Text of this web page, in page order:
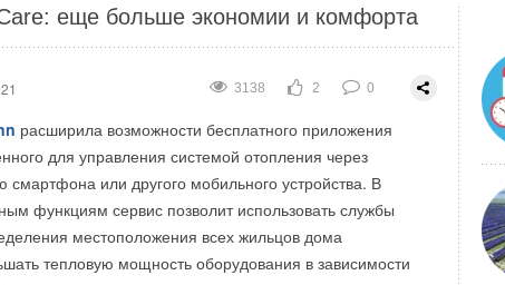
еще больше экономии и комфорта
3138 2 0
расширила возможности бесплатного приложения
для управления системой отопления через
или другого мобильного устройства. В
функциям сервис позволит использовать службы
местоположения всех жильцов дома
тепловую мощность оборудования в зависимости